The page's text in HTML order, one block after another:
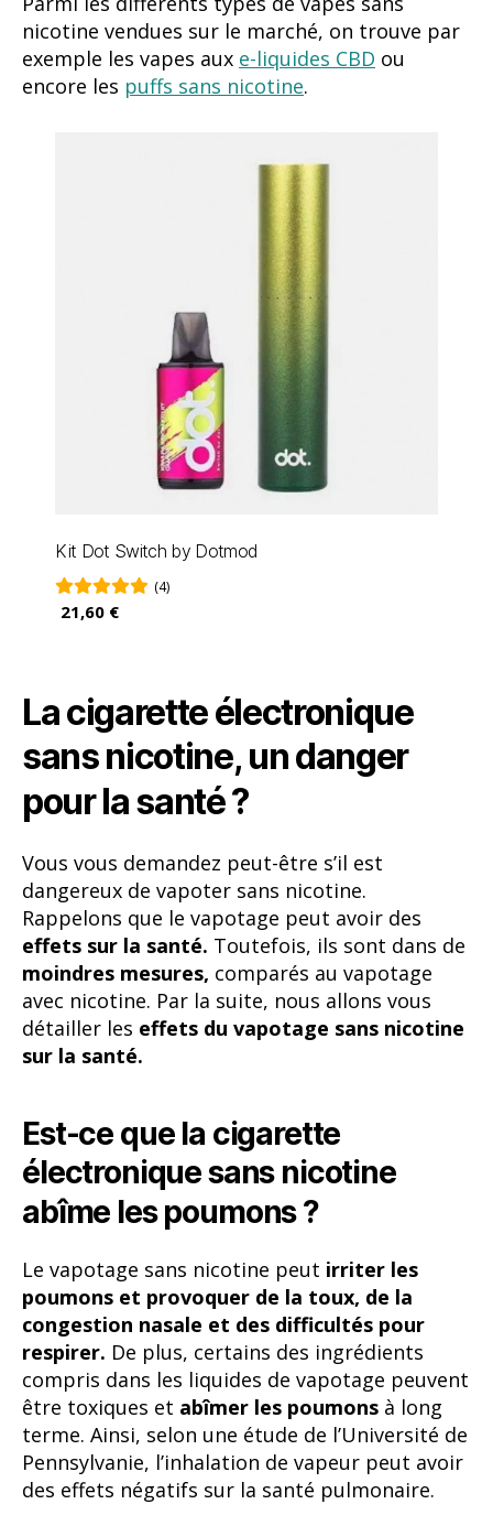
nicotine vendues sur le marché, on trouve par
exemple les vapes aux e-liquides CBD ou
encore les puffs sans nicotine.
Kit Dot Switch by Dotmod
(4)
21,60 €
La cigarette électronique
sans nicotine, un danger
pour la santé ?
Vous vous demandez peut-être s’il est
dangereux de vapoter sans nicotine.
Rappelons que le vapotage peut avoir des
effets sur la santé. Toutefois, ils sont dans de
moindres mesures, comparés au vapotage
avec nicotine. Par la suite, nous allons vous
détailler les effets du vapotage sans nicotine
sur la santé.
Est-ce que la cigarette
électronique sans nicotine
abîme les poumons ?
Le vapotage sans nicotine peut irriter les
poumons et provoquer de la toux, de la
congestion nasale et des difficultés pour
respirer. De plus, certains des ingrédients
compris dans les liquides de vapotage peuvent
être toxiques et abîmer les poumons à long
terme. Ainsi, selon une étude de l’Université de
Pennsylvanie, l’inhalation de vapeur peut avoir
des effets négatifs sur la santé pulmonaire.